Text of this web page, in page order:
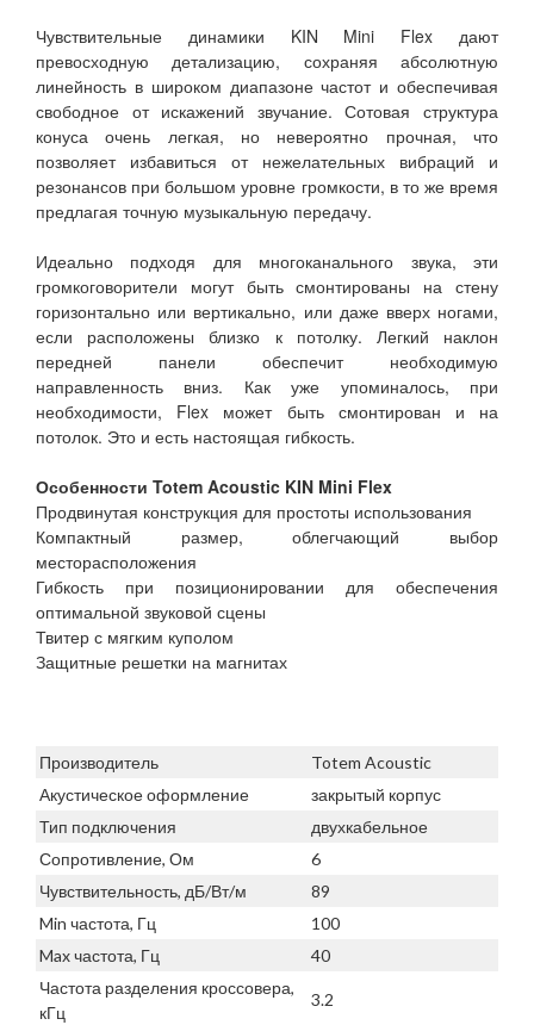
Чувствительные динамики KIN Mini Flex дают
превосходную детализацию, сохраняя абсолютную
линейность в широком диапазоне частот и обеспечивая
свободное от искажений звучание. Сотовая структура
конуса очень легкая, но невероятно прочная, что
позволяет избавиться от нежелательных вибраций и
резонансов при большом уровне громкости, в то же время
предлагая точную музыкальную передачу.
Идеально подходя для многоканального звука, эти
громкоговорители могут быть смонтированы на стену
горизонтально или вертикально, или даже вверх ногами,
если расположены близко к потолку. Легкий наклон
передней панели обеспечит необходимую
направленность вниз. Как уже упоминалось, при
необходимости, Flex может быть смонтирован и на
потолок. Это и есть настоящая гибкость.
Особенности Totem Acoustic KIN Mini Flex
Продвинутая конструкция для простоты использования
Компактный размер, облегчающий выбор
месторасположения
Гибкость при позиционировании для обеспечения
оптимальной звуковой сцены
Твитер с мягким куполом
Защитные решетки на магнитах
Производитель
Totem Acoustic
Акустическое оформление
закрытый корпус
Тип подключения
двухкабельное
Сопротивление, Ом
6
Чувствительность, дБ/Вт/м
89
Min частота, Гц
100
Max частота, Гц
40
Частота разделения кроссовера,
кГц
3.2